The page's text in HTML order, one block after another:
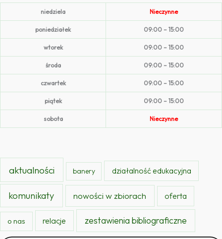
niedziela Nieczynne
poniedziałek 09:00 – 15:00
wtorek 09:00 – 15:00
środa 09:00 – 15:00
czwartek 09:00 – 15:00
piątek 09:00 – 15:00
sobota Nieczynne
aktualności banery działalność edukacyjna
komunikaty nowości w zbiorach oferta
o nas relacje zestawienia bibliograficzne